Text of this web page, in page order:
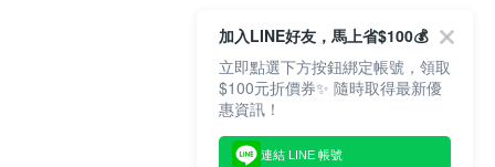
加入LINE好友，馬上省$100💰
立即點選下方按鈕綁定帳號，領取
$100元折價券✨ 隨時取得最新優
惠資訊！
連結 LINE 帳號